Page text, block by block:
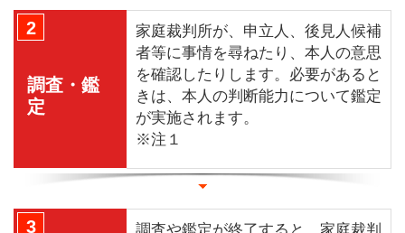
2
調査・鑑
定
家庭裁判所が、申立人、後見人候補
者等に事情を尋ねたり、本人の意思
を確認したりします。必要があると
きは、本人の判断能力について鑑定
が実施されます。
※注１
3
調査や鑑定が終了すると、家庭裁判